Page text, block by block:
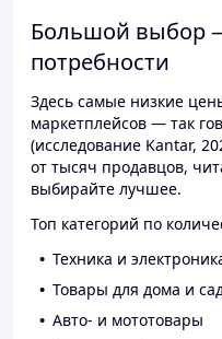
Большой выбор
потребности
Здесь самые низкие
маркетплейсов — так
(исследование Kantar,
от тысяч продавцов,
выбирайте лучшее.
Топ категорий по
Техника и
Товары для дома и
Авто- и мототовары